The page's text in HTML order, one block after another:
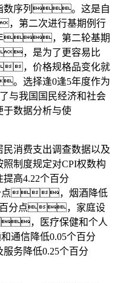
指数序列。这是自
，第二次进行基期例行
，第二轮基期
，是为了更容易比
，价格规格品变化就
选择逢0逢5年度作为
与我国国民经济和社会
数据分析与使
消费支出调查数据以及
度规定对CPI权数构
高4.22个百分
点，烟酒降低
百分点，家庭设
，医疗保健和个人
通信降低0.05个百分
务降低0.25个百分